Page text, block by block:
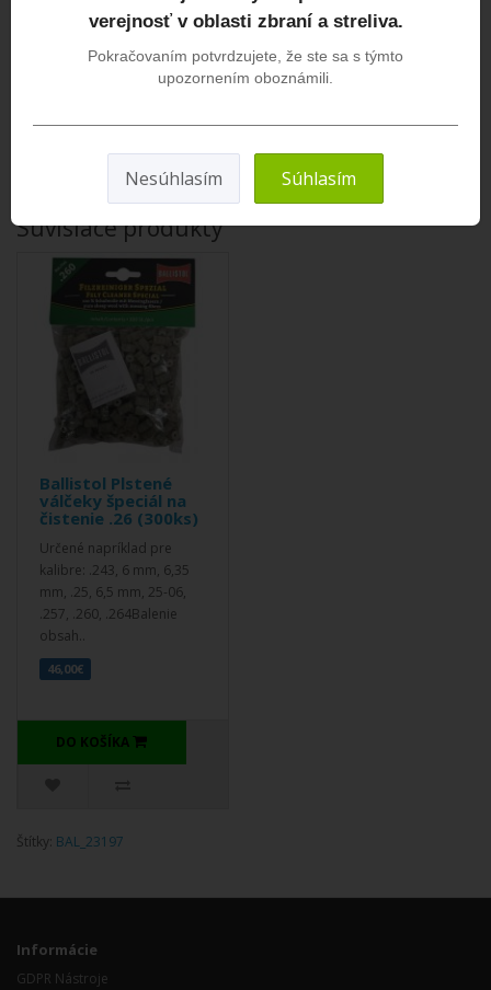
DO KOŠÍKA
Súvisiace produkty
Ballistol Plstené
válčeky špeciál na
čistenie .26 (300ks)
Určené napríklad pre
kalibre: .243, 6 mm, 6,35
mm, .25, 6,5 mm, 25-06,
.257, .260, .264Balenie
obsah..
46,00€
DO KOŠÍKA
Štítky: BAL_23197
Informácie
GDPR Nástroje
verejnosť v oblasti zbraní a streliva.
Pokračovaním potvrdzujete, že ste sa s týmto
upozornením oboznámili.
Nesúhlasím Súhlasím